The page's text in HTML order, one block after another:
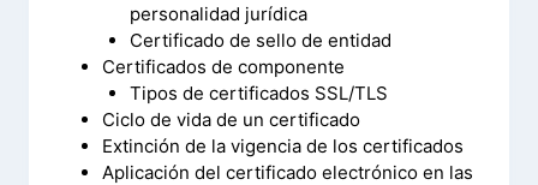
personalidad jurídica
Certificado de sello de entidad
Certificados de componente
Tipos de certificados SSL/TLS
Ciclo de vida de un certificado
Extinción de la vigencia de los certificados
Aplicación del certificado electrónico en las